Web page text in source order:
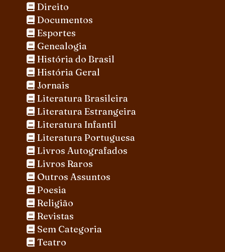
Direito
Documentos
Esportes
Genealogia
História do Brasil
História Geral
Jornais
Literatura Brasileira
Literatura Estrangeira
Literatura Infantil
Literatura Portuguesa
Livros Autografados
Livros Raros
Outros Assuntos
Poesia
Religião
Revistas
Sem Categoria
Teatro